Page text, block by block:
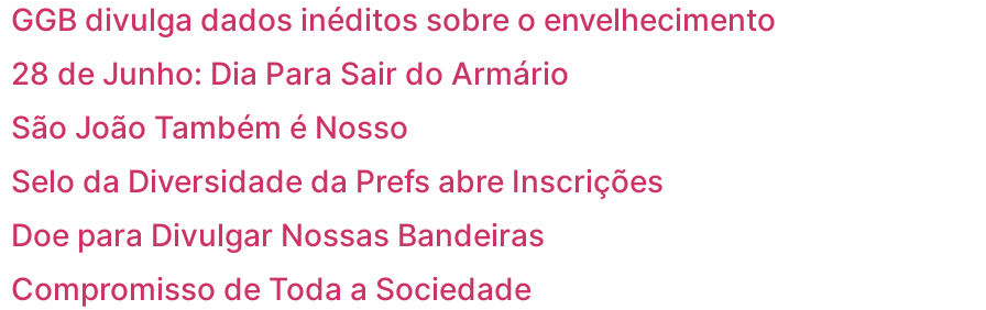
GGB divulga dados inéditos sobre o envelhecimento
28 de Junho: Dia Para Sair do Armário
São João Também é Nosso
Selo da Diversidade da Prefs abre Inscrições
Doe para Divulgar Nossas Bandeiras
Compromisso de Toda a Sociedade